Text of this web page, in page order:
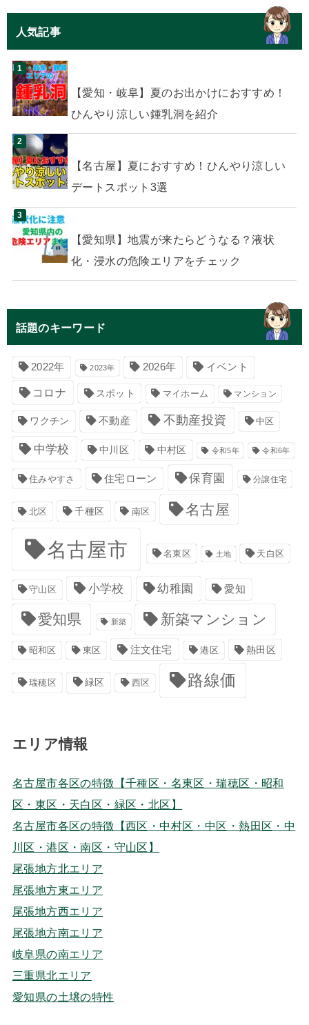
人気記事
【愛知・岐阜】夏のお出かけにおすすめ！
ひんやり涼しい鍾乳洞を紹介
【名古屋】夏におすすめ！ひんやり涼しい
デートスポット3選
【愛知県】地震が来たらどうなる？液状
化・浸水の危険エリアをチェック
話題のキーワード
2022年 2023年 2026年 イベント
コロナ スポット マイホーム マンション
ワクチン 不動産 不動産投資 中区
中学校 中川区 中村区 令和5年 令和6年
住みやすさ 住宅ローン 保育園 分譲住宅
北区 千種区 南区 名古屋
名古屋市 名東区 土地 天白区
守山区 小学校 幼稚園 愛知
愛知県 新築 新築マンション
昭和区 東区 注文住宅 港区 熱田区
瑞穂区 緑区 西区 路線価
エリア情報
名古屋市各区の特徴【千種区・名東区・瑞穂区・昭和
区・東区・天白区・緑区・北区】
名古屋市各区の特徴【西区・中村区・中区・熱田区・中
川区・港区・南区・守山区】
尾張地方北エリア
尾張地方東エリア
尾張地方西エリア
尾張地方南エリア
岐阜県の南エリア
三重県北エリア
愛知県の土壌の特性